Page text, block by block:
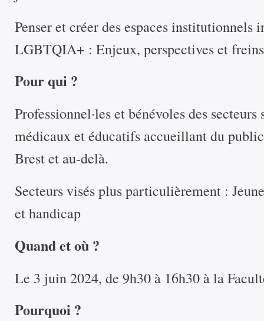
Penser et créer des espaces institutionnels
LGBTQIA+ : Enjeux, perspectives et freins
Pour qui ?
Professionnel·les et bénévoles des
médicaux et éducatifs accueillant du
Brest et au-delà.
Secteurs visés plus particulièrement :
et handicap
Quand et où ?
Le 3 juin 2024, de 9h30 à 16h30 à la
Pourquoi ?